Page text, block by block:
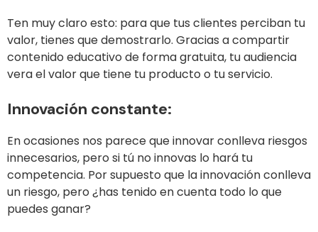
Ten muy claro esto: para que tus clientes perciban tu
valor, tienes que demostrarlo. Gracias a compartir
contenido educativo de forma gratuita, tu audiencia
vera el valor que tiene tu producto o tu servicio.
Innovación constante:
En ocasiones nos parece que innovar conlleva riesgos
innecesarios, pero si tú no innovas lo hará tu
competencia. Por supuesto que la innovación conlleva
un riesgo, pero ¿has tenido en cuenta todo lo que
puedes ganar?